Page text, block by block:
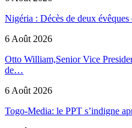
Nigéria : Décès de deux
6 Août 2026
Otto William,Senior Vice
de…
6 Août 2026
Togo-Media: le PPT s’indigne